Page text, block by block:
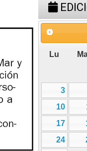
Lu
3
10
17
24